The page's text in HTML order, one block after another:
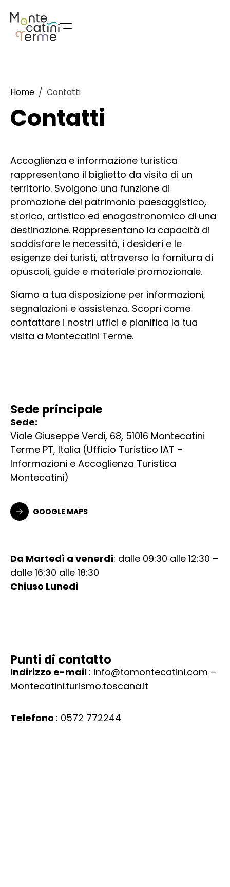
content
Home Contatti
Contatti
Accoglienza e informazione turistica
rappresentano il biglietto da visita di un
territorio. Svolgono una funzione di
promozione del patrimonio paesaggistico,
storico, artistico ed enogastronomico di una
destinazione. Rappresentano la capacità di
soddisfare le necessità, i desideri e le
esigenze dei turisti, attraverso la fornitura di
opuscoli, guide e materiale promozionale.
Siamo a tua disposizione per informazioni,
segnalazioni e assistenza. Scopri come
contattare i nostri uffici e pianifica la tua
visita a Montecatini Terme.
Sede principale
Sede:
Viale Giuseppe Verdi, 68, 51016 Montecatini
Terme PT, Italia (Ufficio Turistico IAT –
Informazioni e Accoglienza Turistica
Montecatini)
GOOGLE MAPS
Da Martedì a venerdì: dalle 09:30 alle 12:30 –
dalle 16:30 alle 18:30
Chiuso Lunedì
Punti di contatto
Indirizzo e-mail : info@tomontecatini.com –
Montecatini.turismo.toscana.it
Telefono : 0572 772244